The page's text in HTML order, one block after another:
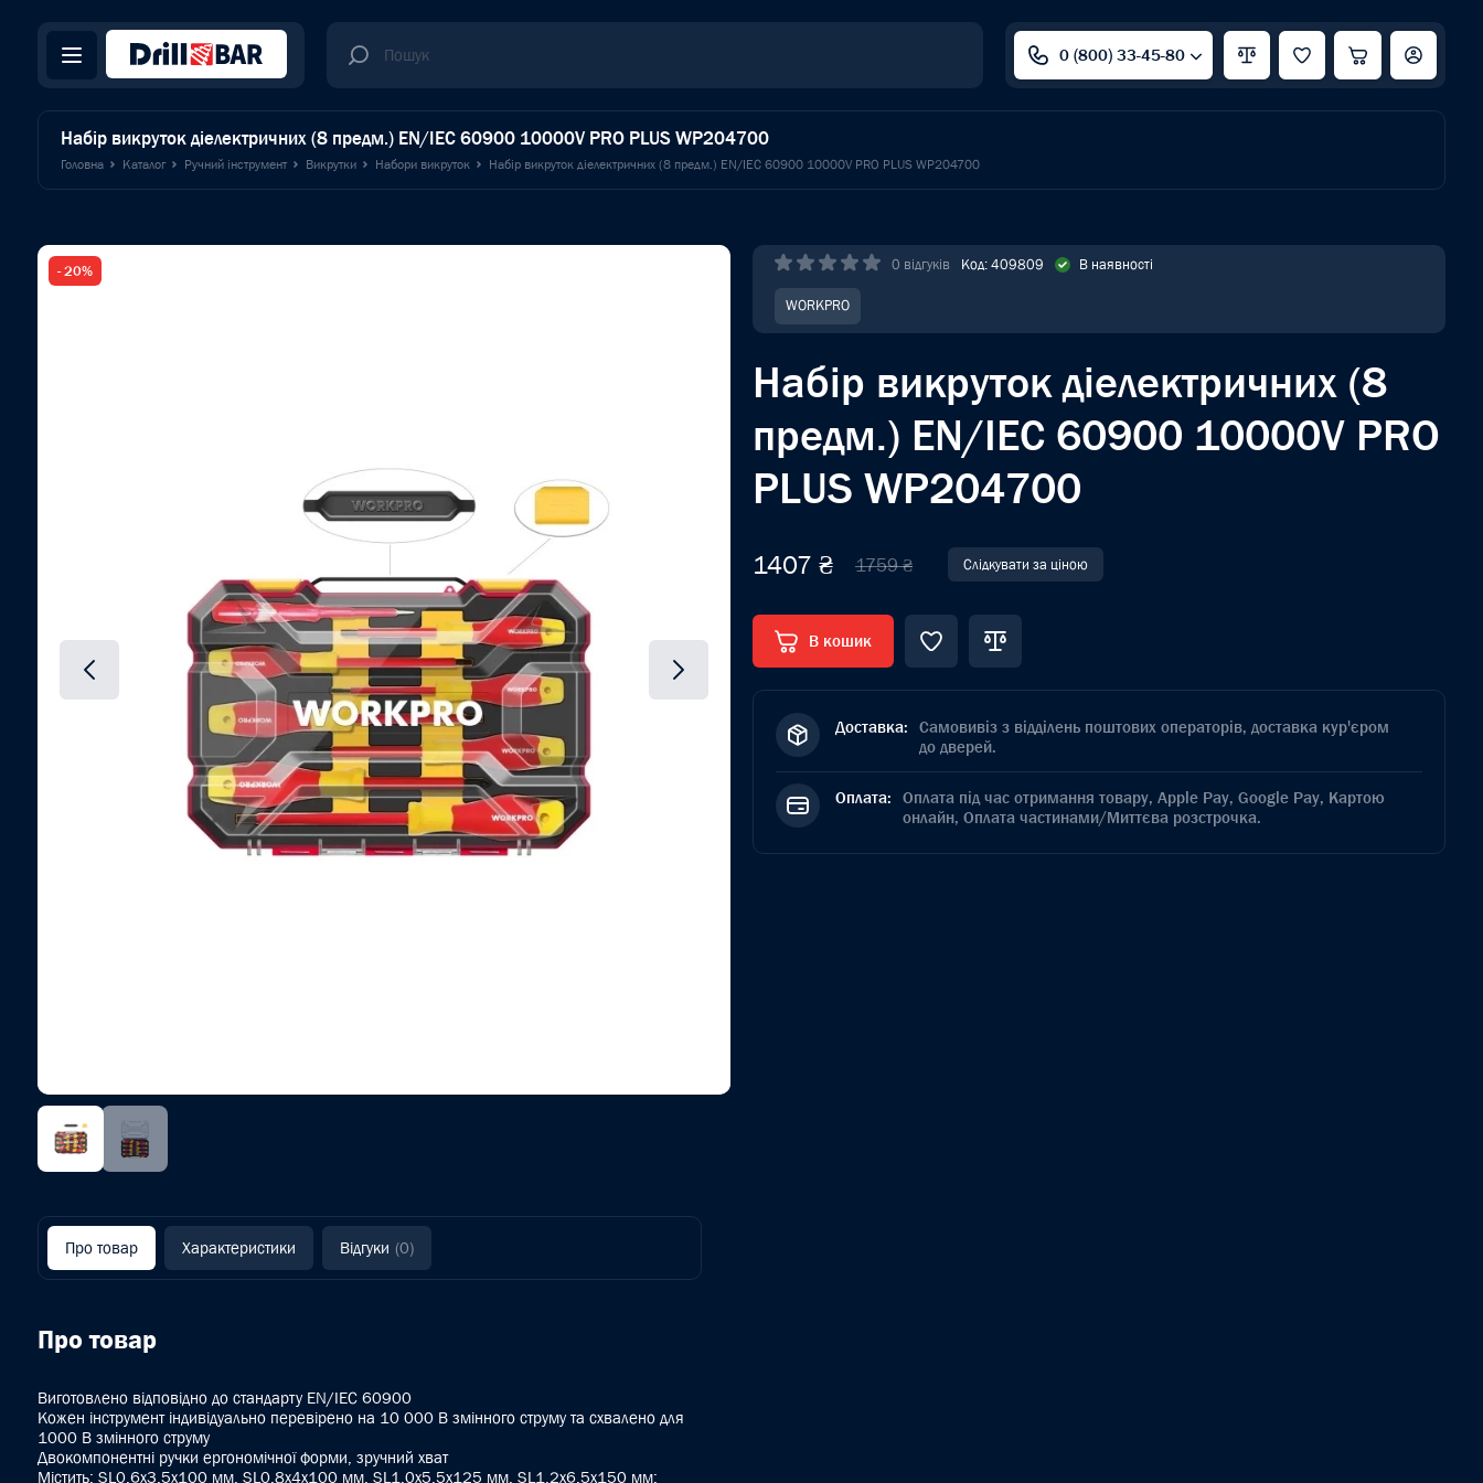
0 (800) 33-45-80
Набір викруток діелектричних (8 предм.) EN/IEC 60900 10000V PRO PLUS WP204700
Головна Каталог Ручний інструмент Викрутки Набори викруток Набір викруток діелектричних (8 предм.) EN/IEC 60900 10000V PRO PLUS WP204700
- 20% 0 відгуків Код: 409809 В наявності
WORKPRO
Набір викруток діелектричних (8
предм.) EN/IEC 60900 10000V PRO
PLUS WP204700
1407 ₴ 1759 ₴ Слідкувати за ціною
В кошик
Доставка: Самовивіз з відділень поштових операторів, доставка кур'єром
до дверей.
Оплата: Оплата під час отримання товару, Apple Pay, Google Pay, Картою
онлайн, Оплата частинами/Миттєва розстрочка.
Про товар Характеристики Відгуки (0)
Про товар
Виготовлено відповідно до стандарту EN/IEC 60900
Кожен інструмент індивідуально перевірено на 10 000 В змінного струму та схвалено для
1000 В змінного струму
Двокомпонентні ручки ергономічної форми, зручний хват
Містить: SL0,6x3,5x100 мм, SL0,8x4x100 мм, SL1,0x5,5x125 мм, SL1,2x6,5x150 мм;